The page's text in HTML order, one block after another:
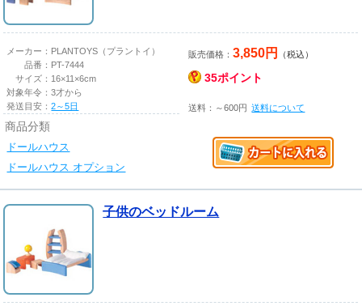
メーカー： PLANTOYS（プラントイ）
品番： PT-7444
サイズ： 16×11×6cm
対象年令：3才から
発送目安：2～5日
商品分類
ドールハウス
ドールハウス オプション
販売価格：3,850円 （税込）
35ポイント
送料：～600円 送料について
子供のベッドルーム